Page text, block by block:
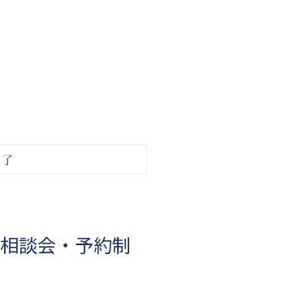
相談会・予約制